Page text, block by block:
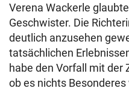
Verena Wackerle
Geschwister. Die
deutlich anzusehen
tatsächlichen
habe den Vorfall mit der
ob es nichts Besonderes